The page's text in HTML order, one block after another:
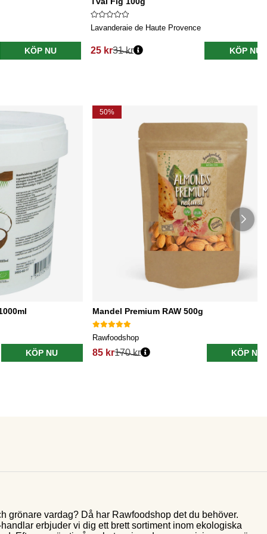
KÖP NU
Lavanderaie de Haute Provence
25 kr
Ordinarie pris:
31 kr KÖP NU
KÖP NU
50%
Mandel Premium RAW 500g
Rawfoodshop
85 kr170 kr KÖP NU
grönare vardag? Då har Rawfoodshop det du behöver.
erbjuder vi dig ett brett sortiment inom ekologiska